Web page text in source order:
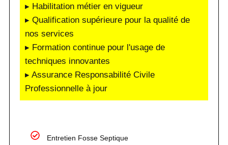
▸ Habilitation métier en vigueur
▸ Qualification supérieure pour la qualité de
nos services
▸ Formation continue pour l'usage de
techniques innovantes
▸ Assurance Responsabilité Civile
Professionnelle à jour
Entretien Fosse Septique